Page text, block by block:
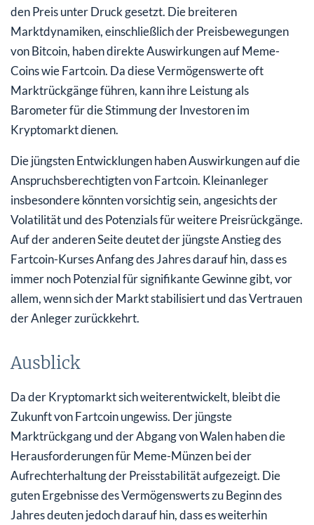
den Preis unter Druck gesetzt. Die breiteren
Marktdynamiken, einschließlich der Preisbewegungen
von Bitcoin, haben direkte Auswirkungen auf Meme-
Coins wie Fartcoin. Da diese Vermögenswerte oft
Marktrückgänge führen, kann ihre Leistung als
Barometer für die Stimmung der Investoren im
Kryptomarkt dienen.
Die jüngsten Entwicklungen haben Auswirkungen auf die
Anspruchsberechtigten von Fartcoin. Kleinanleger
insbesondere könnten vorsichtig sein, angesichts der
Volatilität und des Potenzials für weitere Preisrückgänge.
Auf der anderen Seite deutet der jüngste Anstieg des
Fartcoin-Kurses Anfang des Jahres darauf hin, dass es
immer noch Potenzial für signifikante Gewinne gibt, vor
allem, wenn sich der Markt stabilisiert und das Vertrauen
der Anleger zurückkehrt.
Ausblick
Da der Kryptomarkt sich weiterentwickelt, bleibt die
Zukunft von Fartcoin ungewiss. Der jüngste
Marktrückgang und der Abgang von Walen haben die
Herausforderungen für Meme-Münzen bei der
Aufrechterhaltung der Preisstabilität aufgezeigt. Die
guten Ergebnisse des Vermögenswerts zu Beginn des
Jahres deuten jedoch darauf hin, dass es weiterhin